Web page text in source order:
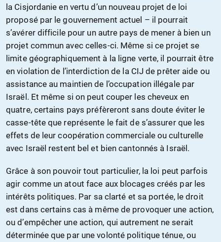
la Cisjordanie en vertu d’un nouveau projet de loi
proposé par le gouvernement actuel – il pourrait
s’avérer difficile pour un autre pays de mener à bien un
projet commun avec celles-ci. Même si ce projet se
limite géographiquement à la ligne verte, il pourrait être
en violation de l’interdiction de la CIJ de prêter aide ou
assistance au maintien de l’occupation illégale par
Israël. Et même si on peut couper les cheveux en
quatre, certains pays préfèreront sans doute éviter le
casse-tête que représente le fait de s’assurer que les
effets de leur coopération commerciale ou culturelle
avec Israël restent bel et bien cantonnés à Israël.
Grâce à son pouvoir tout particulier, la loi peut parfois
agir comme un atout face aux blocages créés par les
intérêts politiques. Par sa clarté et sa portée, le droit
est dans certains cas à même de provoquer une action,
ou d’empêcher une action, qui autrement ne serait
déterminée que par une volonté politique ténue, ou